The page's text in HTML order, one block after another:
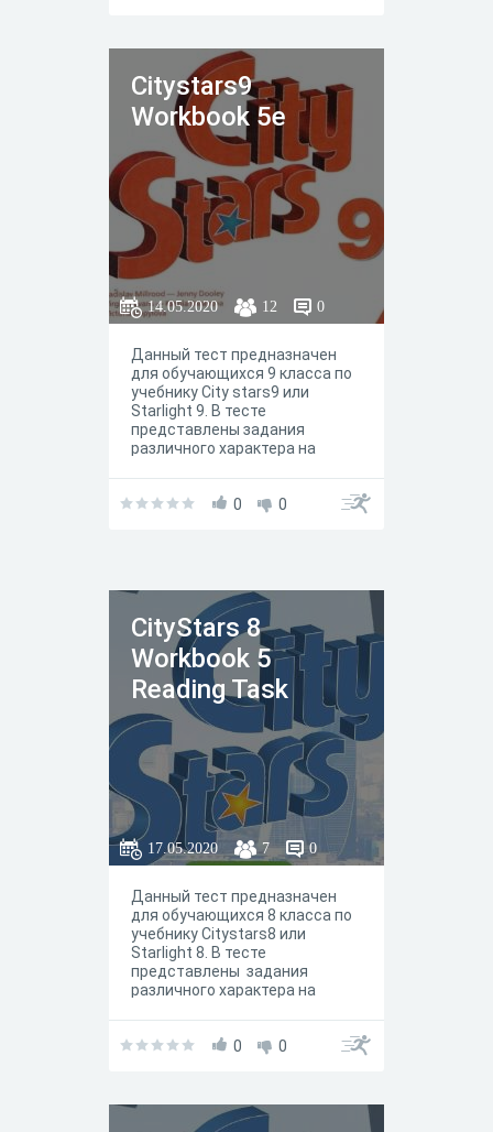
тетради.
Citystars9
Workbook 5e
14.05.2020 12 0
Данный тест предназначен
для обучающихся 9 класса по
учебнику City stars9 или
Starlight 9. В тесте
представлены задания
различного характера на
5e. По сути, задания
0 0
СityStars 8
Workbook 5
Reading Task
17.05.2020 7 0
Данный тест предназначен
для обучающихся 8 класса по
учебнику Citystars8 или
Starlight 8. В тесте
представлены задания
различного характера на
Reading Task. По сути, задания
тетради.
0 0